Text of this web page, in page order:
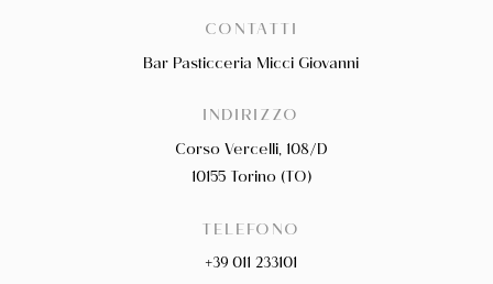
CONTATTI
Bar Pasticceria Micci Giovanni
INDIRIZZO
Corso Vercelli, 108/D
10155 Torino (TO)
TELEFONO
+39 011 233101